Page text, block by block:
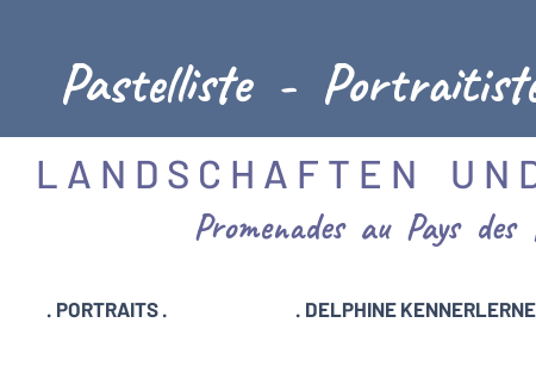
Pastelliste -
L A N D S C H A F T E N U N
Promenades au Pays des
. PORTRAITS . . DELPHINE